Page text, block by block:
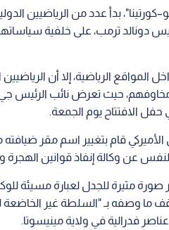
بدأ عدد من الرياضيين
دونالد ترمب، على خلفية
الرياضية، إلا أن
مخاوفهم، حيث تعرض نائب
حفل الافتتاح يوم الجمعة.
مثيرة للجدل لعبارة مسيئة
وصفه بـ "السلطة غير الخاضعة
فدرالية في ولاية مينيسوتا.